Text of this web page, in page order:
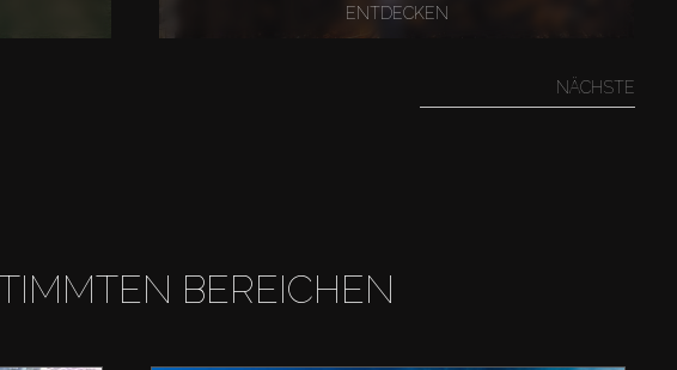
ENTDECKEN
NÄCHSTE
BEREICHEN